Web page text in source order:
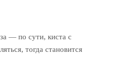
— по сути, киста с
тогда становится